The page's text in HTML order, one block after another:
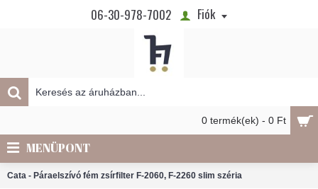
06-30-978-7002 Fiók
0 termék(ek) - 0 Ft
MENÜPONT
Cata - Páraelszívó fém zsírfilter F-2060, F-2260 slim széria